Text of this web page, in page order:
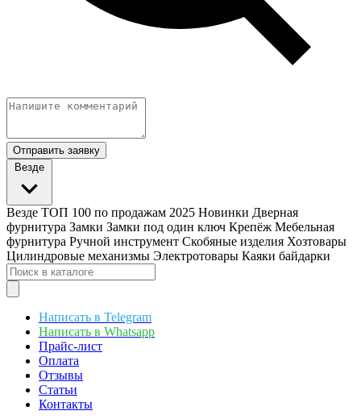
Отправить заявку
Везде
Везде ТОП 100 по продажам 2025 Новинки Дверная
фурнитура Замки Замки под один ключ Крепёж Мебельная
фурнитура Ручной инструмент Скобяные изделия Хозтовары
Цилиндровые механизмы Электротовары Каяки байдарки
Написать в Telegram
Написать в Whatsapp
Прайс-лист
Оплата
Отзывы
Статьи
Контакты